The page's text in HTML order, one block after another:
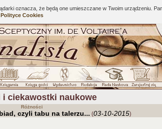
oznacza, że będą one umieszczane w Twoim urządzeniu.
Polityce Cookies
i ciekawostki naukowe
Różności
czyli tabu na talerzu... (03-10-2015)